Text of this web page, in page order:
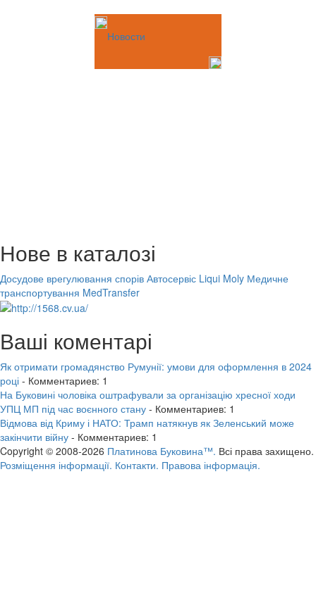
Новости
Нове в каталозі
Досудове врегулювання спорів Автосервіс Liqui Moly Медичне
транспортування MedTransfer
Ваші коментарі
Як отримати громадянство Румунії: умови для оформлення в 2024
році - Комментариев: 1
На Буковині чоловіка оштрафували за організацію хресної ходи
УПЦ МП під час воєнного стану - Комментариев: 1
Відмова від Криму і НАТО: Трамп натякнув як Зеленський може
закінчити війну - Комментариев: 1
Copyright © 2008-2026 Платинова Буковина™. Всі права захищено.
Розміщення інформації. Контакти. Правова інформація.